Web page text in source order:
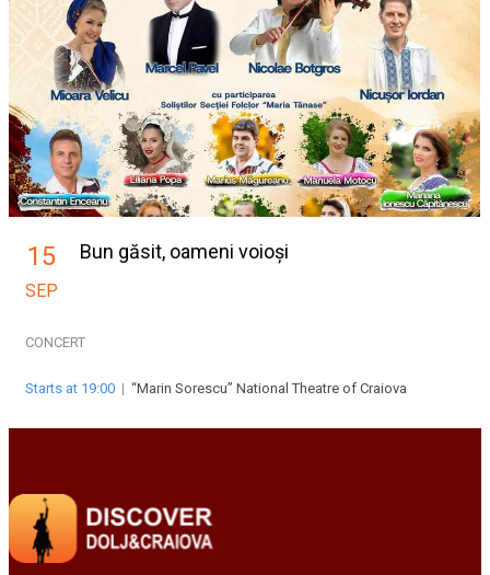
15
SEP
Bun găsit, oameni voioși
CONCERT
Starts at 19:00 | “Marin Sorescu” National Theatre of Craiova